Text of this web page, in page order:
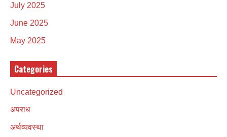
July 2025
June 2025
May 2025
Categories
Uncategorized
अपराध
अर्थव्यवस्था